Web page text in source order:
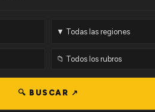
🔍 BUSCAR ↗